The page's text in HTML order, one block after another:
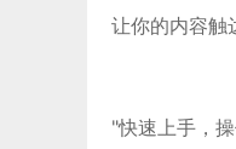
让你的内容触
"快速上手，